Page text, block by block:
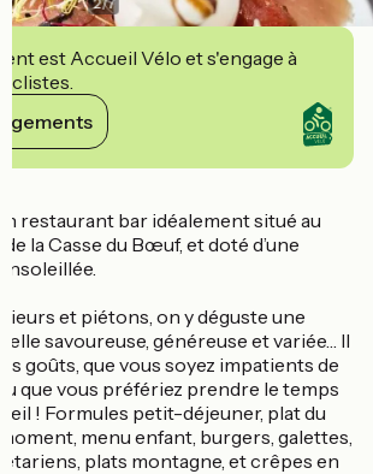
est Accueil Vélo et s'engage à
restaurant bar idéalement situé au
de la Casse du Bœuf, et doté d’une
et piétons, on y déguste une
savoureuse, généreuse et variée… Il
goûts, que vous soyez impatients de
que vous préfériez prendre le temps
! Formules petit-déjeuner, plat du
moment, menu enfant, burgers, galettes,
plats montagne, et crêpes en